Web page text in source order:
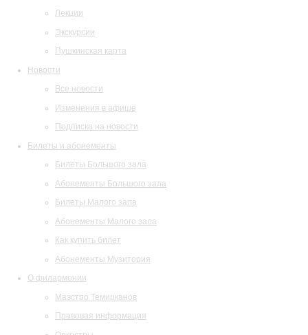
Лекции
Экскурсии
Пушкинская карта
Новости
Все новости
Изменения в афише
Подписка на новости
Билеты и абонементы
Билеты Большого зала
Абонементы Большого зала
Билеты Малого зала
Абонементы Малого зала
Как купить билет
Абонементы Музитория
О филармонии
Маэстро Темирканов
Правовая информация